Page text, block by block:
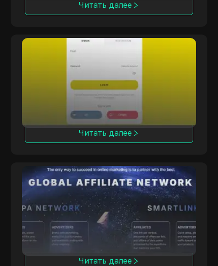
Читать далее
Offerrum, работающий с 2010 года,
предоставляет 2000 предложений, в том
числе 250 эксклюзивных для партнеров.
Читать далее
ClickDealer
ClickDealer повышает рентабельность
кампаний в различных вертикалях,
включая электронную коммерцию и
здравоохранение.
Читать далее